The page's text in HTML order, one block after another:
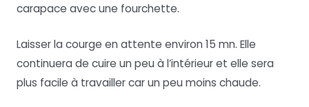
carapace avec une fourchette.
Laisser la courge en attente environ 15 mn. Elle
continuera de cuire un peu à l’intérieur et elle sera
plus facile à travailler car un peu moins chaude.